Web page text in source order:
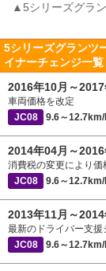
▲5シリーズグラ
5シリーズグランツ
イナーチェンジ一覧
2016年10月～
車両価格を改定
JC08
9.6～
2014年04月～
消費税の変更により価
JC08
9.6～
2013年11月～
最新のドライバー支援
JC08
9.6～